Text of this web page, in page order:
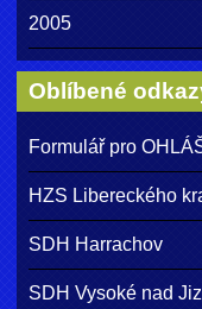
2005
Oblíbené
Formulář pro
HZS Libereckého
SDH Harrachov
SDH Vysoké nad